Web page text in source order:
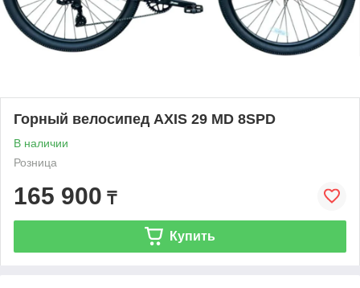
Горный велосипед AXIS 29 MD 8SPD
В наличии
Розница
165 900 ₸
Купить